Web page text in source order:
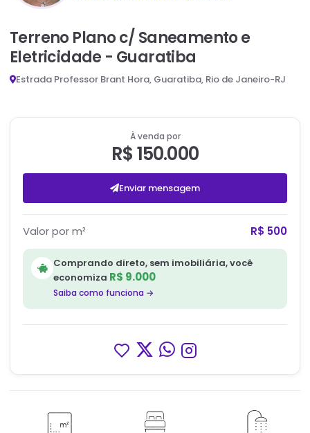
Terreno Plano c/ Saneamento e
Eletricidade - Guaratiba
Estrada Professor Brant Hora, Guaratiba, Rio de Janeiro-RJ
À venda por
R$ 150.000
Enviar mensagem
Valor por m² R$ 500
Comprando direto, sem imobiliária, você
economiza R$ 9.000
Saiba como funciona →